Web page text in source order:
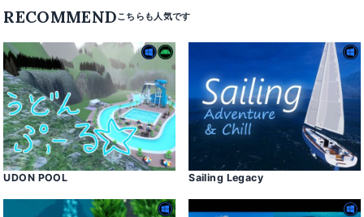
RECOMMEND
UDON POOL Sailing Legacy